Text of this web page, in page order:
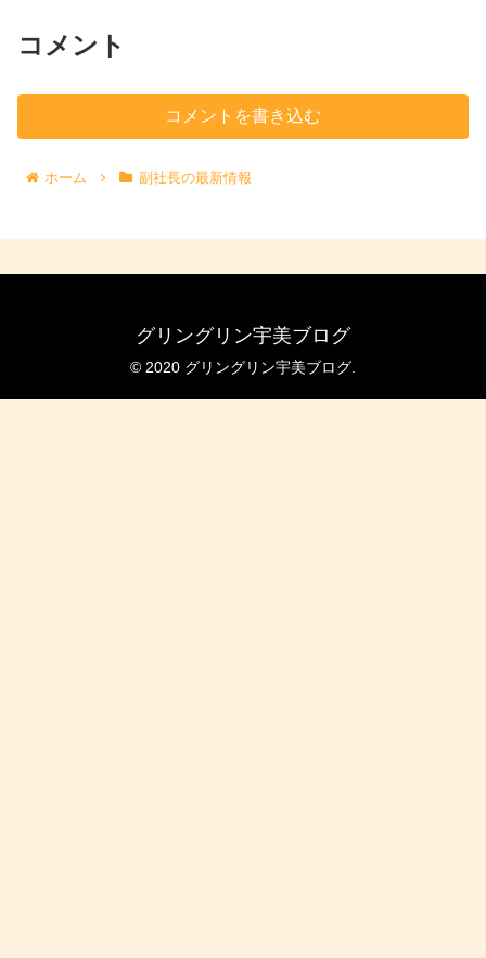
コメント
コメントを書き込む
ホーム 副社長の最新情報
グリングリン宇美ブログ
© 2020 グリングリン宇美ブログ.